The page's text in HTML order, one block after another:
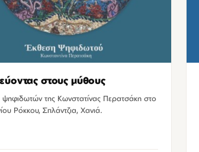
στους μύθους
της Κωνστατίνας Περατσάκη στο
Ρόκκου, Σπλάντζια, Χανιά.